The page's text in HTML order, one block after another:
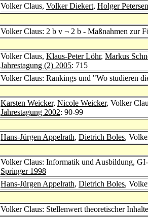
Volker Claus, Volker Diekert, Holger Petersen
Volker Claus: 2 b v ¬ 2 b - Maßnahmen zur
Volker Claus, Klaus-Peter Löhr, Markus
Jahrestagung (2) 2005: 715
Volker Claus: Rankings und "Wo studieren
Karsten Weicker, Nicole Weicker, Volker
Jahrestagung 2002: 90-99
Hans-Jürgen Appelrath, Dietrich Boles,
Volker Claus: Informatik und Ausbildung,
Springer 1998
Hans-Jürgen Appelrath, Dietrich Boles,
Volker Claus: Stellenwert theoretischer